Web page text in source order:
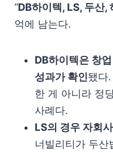
“DB하이텍, LS, 두산,
억에 남는다.
DB하이텍은 창
성과가 확인됐다
한 게 아니라 정
사례다.
LS의 경우 자회
너빌리티가 두산